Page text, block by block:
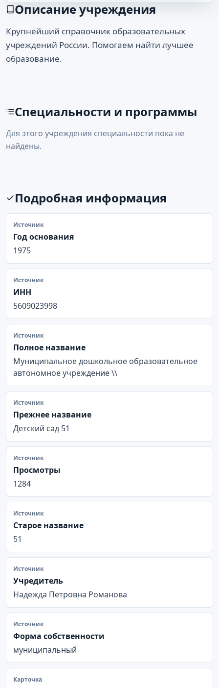
Описание учреждения
Крупнейший справочник образовательных
учреждений России. Помогаем найти лучшее
образование.
Специальности и программы
Для этого учреждения специальности пока не
найдены.
Подробная информация
Источник
Год основания
1975
Источник
ИНН
5609023998
Источник
Полное название
Муниципальное дошкольное образовательное
автономное учреждение \\
Источник
Прежнее название
Детский сад 51
Источник
Просмотры
1284
Источник
Старое название
51
Источник
Учредитель
Надежда Петровна Романова
Источник
Форма собственности
муниципальный
Карточка